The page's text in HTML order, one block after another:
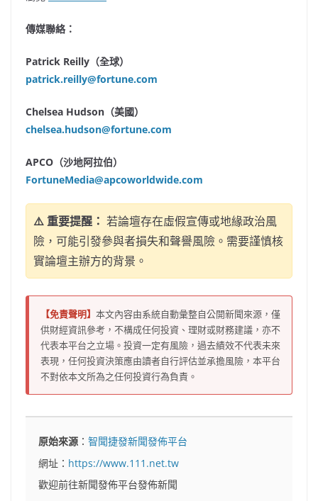
傳媒聯絡：
Patrick Reilly（全球）
patrick.reilly@fortune.com
Chelsea Hudson（美國）
chelsea.hudson@fortune.com
APCO（沙地阿拉伯）
FortuneMedia@apcoworldwide.com
⚠️ 重要提醒： 若論壇存在虛假宣傳或地緣政治風
險，可能引發參與者損失和聲譽風險。需要謹慎核
實論壇主辦方的背景。
【免責聲明】 本文內容由系統自動彙整自公開新聞來源，僅
供財經資訊參考，不構成任何投資、理財或財務建議，亦不
代表本平台之立場。投資一定有風險，過去績效不代表未來
表現，任何投資決策應由讀者自行評估並承擔風險，本平台
不對依本文所為之任何投資行為負責。
原始來源 ：智聞捷發新聞發佈平台
網址： https://www.111.net.tw
歡迎前往新聞發佈平台發佈新聞